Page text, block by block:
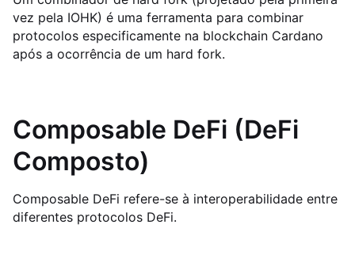
vez pela IOHK) é uma ferramenta para combinar
protocolos especificamente na blockchain Cardano
após a ocorrência de um hard fork.
Composable DeFi (DeFi
Composto)
Composable DeFi refere-se à interoperabilidade entre
diferentes protocolos DeFi.